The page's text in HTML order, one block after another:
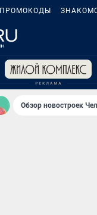
ПРОМОКОДЫ
Обзор новостроек